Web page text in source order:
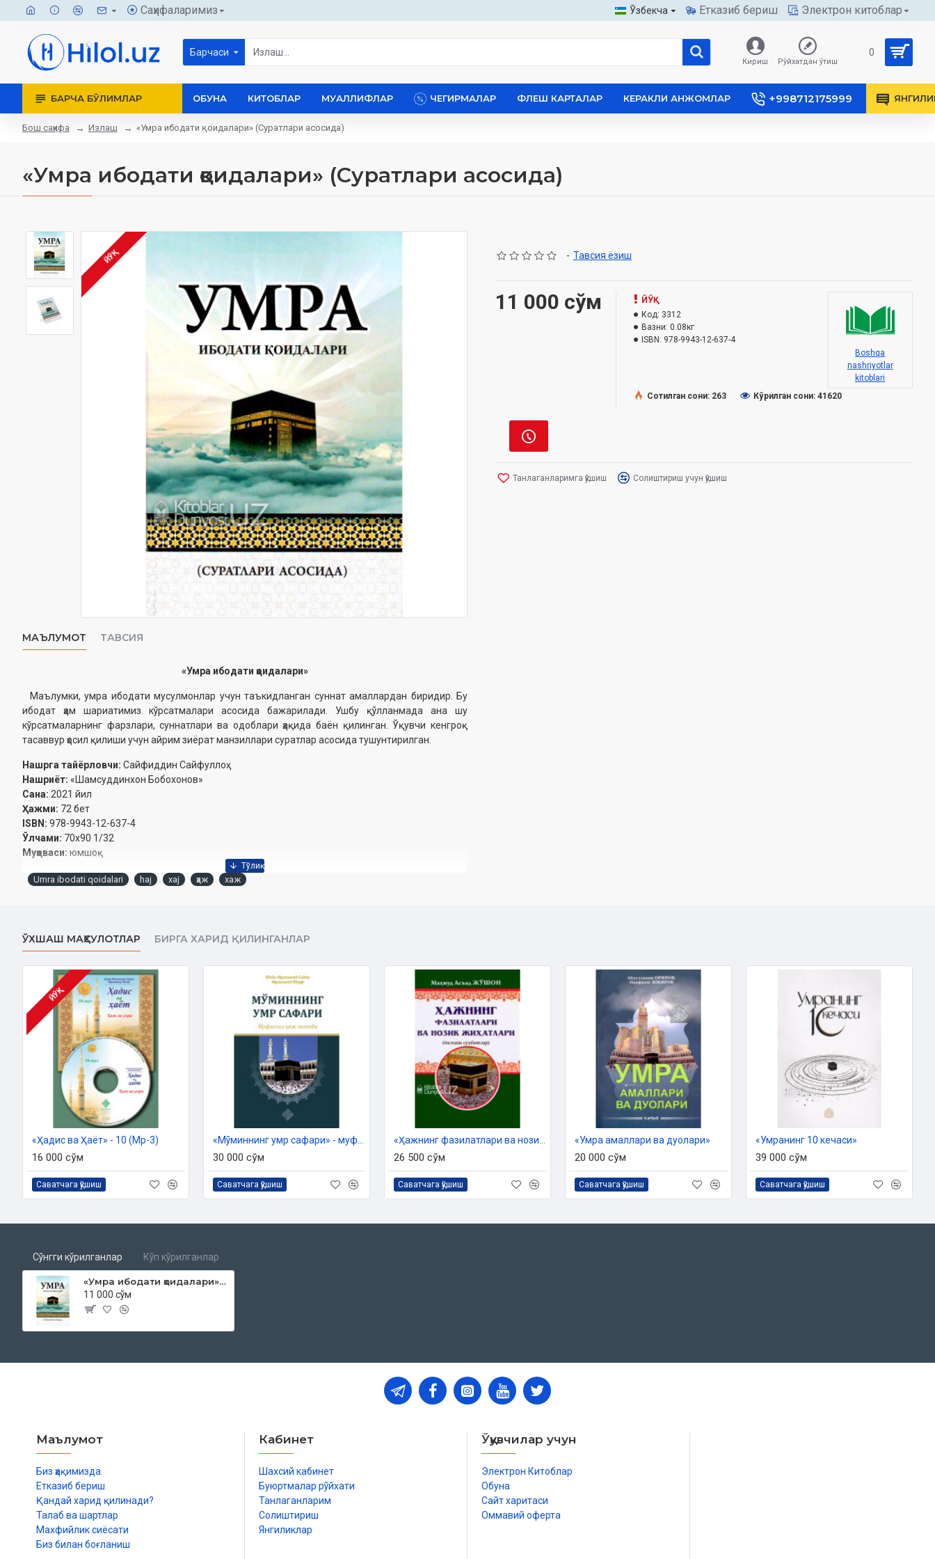
Саҳифаларимиз Ўзбекча Етказиб бериш Электрон китоблар
Барчаси
Кириш Рўйхатдан ўтиш
0
БАРЧА БЎЛИМЛАР ОБУНА КИТОБЛАР МУАЛЛИФЛАР ЧЕГИРМАЛАР ФЛЕШ КАРТАЛАР КЕРАКЛИ АНЖОМЛАР +998712175999
Бош саҳифа Излаш «Умра ибодати қоидалари» (Суратлари асосида)
«Умра ибодати қоидалари» (Суратлари асосида)
ЙЎҚ
МАЪЛУМОТ ТАВСИЯ
«Умра ибодати қоидалари»
Маълумки, умра ибодати мусулмонлар учун таъкидланган суннат амаллардан биридир. Бу
ибодат ҳам шариатимиз кўрсатмалари асосида бажарилади. Ушбу қўлланмада ана шу
кўрсатмаларнинг фарзлари, суннатлари ва одоблари ҳақида баён қилинган. Ўқувчи кенгроқ
тасаввур ҳосил қилиши учун айрим зиёрат манзиллари суратлар асосида тушунтирилган.
Нашрга тайёрловчи: Сайфиддин Сайфуллоҳ
Нашриёт: «Шамсуддинхон Бобохонов»
Сана: 2021 йил
Ҳажми: 72 бет
ISBN: 978-9943-12-637-4
Ўлчами: 70х90 1/32
Муқоваси: юмшоқ
- Тавсия ёзиш
11 000 сўм
ЙЎҚ
Код: 3312
Вазни: 0.08кг
ISBN: 978-9943-12-637-4
Boshqa
nashriyotlar
kitoblari
Сотилган сони: 263
Кўрилган сони: 41620
Танлаганларимга қўшиш Солиштириш учун қўшиш
Umra ibodati qoidalari haj xaj ҳаж хаж
ЎХШАШ МАҲСУЛОТЛАР БИРГА ХАРИД ҚИЛИНГАНЛАР
ЙЎҚ
«Ҳадис ва Ҳаёт» - 10 (Мp-3)
16 000 сўм
Саватчага қўшиш
30 000 сўм
Саватчага қўшиш
26 500 сўм
Саватчага қўшиш
«Умра амаллари ва дуолари»
20 000 сўм
Саватчага қўшиш
«Умранинг 10 кечаси»
39 000 сўм
Саватчага қўшиш
Сўнгги кўрилганлар Кўп кўрилганлар
«Умра ибодати қоидалари» (Суратлари асосида)
11 000 сўм
Маълумот
Биз ҳақимизда
Етказиб бериш
Қандай харид қилинади?
Талаб ва шартлар
Махфийлик сиёсати
Биз билан боғланиш
Кабинет
Шахсий кабинет
Буюртмалар рўйхати
Танлаганларим
Солиштириш
Янгиликлар
Ўқувчилар учун
Электрон Китоблар
Обуна
Сайт харитаси
Оммавий оферта